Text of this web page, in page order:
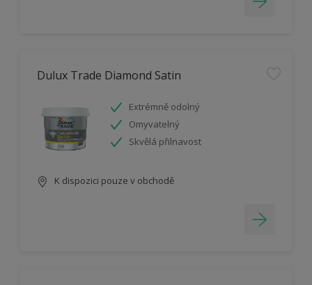
Dulux Trade Diamond Satin
Extrémně odolný
Omyvatelný
Skvělá přilnavost
K dispozici pouze v obchodě